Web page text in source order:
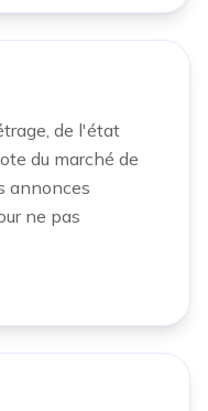
de l'état
du marché de
annonces
ne pas